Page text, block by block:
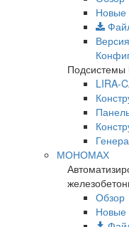
Новые
Подсистемы
LIRA-
МОНОМАХ
Обзор
Новые